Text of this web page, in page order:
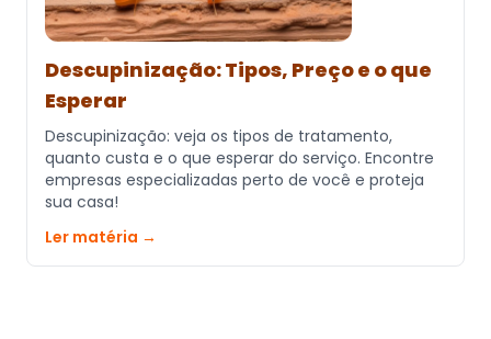
Descupinização: Tipos, Preço e o que
Esperar
Descupinização: veja os tipos de tratamento,
quanto custa e o que esperar do serviço. Encontre
empresas especializadas perto de você e proteja
sua casa!
Ler matéria →